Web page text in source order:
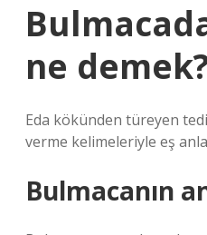
ne
Eda kökünden türeyen
verme kelimeleriyle eş
Bulmacanın